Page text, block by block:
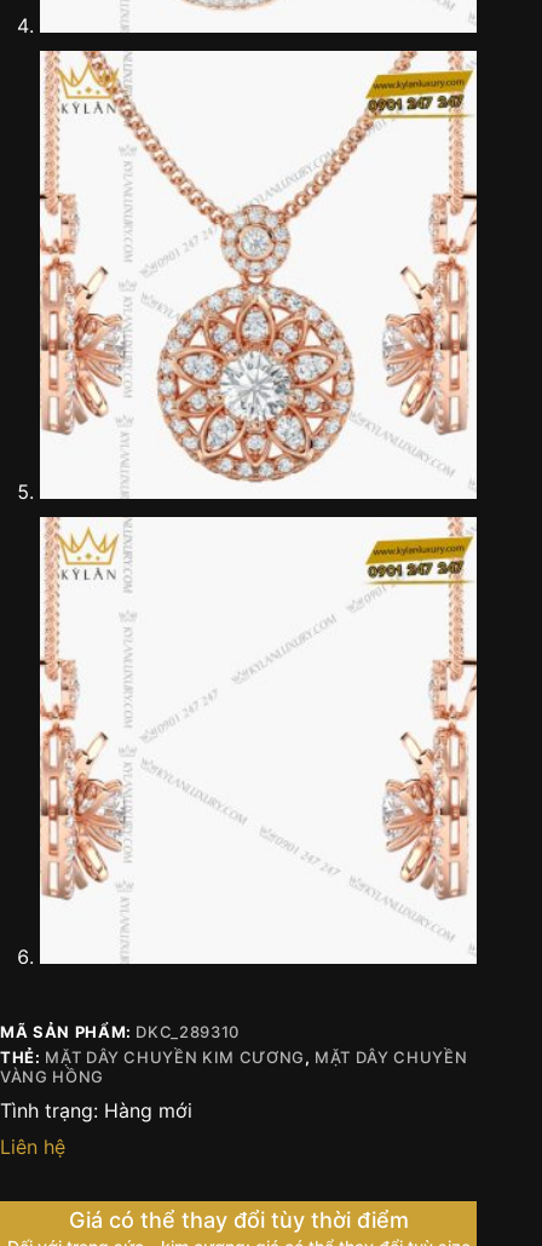
MÃ SẢN PHẨM: DKC_289310
THẺ: MẶT DÂY CHUYỀN KIM CƯƠNG, MẶT DÂY CHUYỀN
VÀNG HỒNG
Tình trạng: Hàng mới
Liên hệ
Giá có thể thay đổi tùy thời điểm